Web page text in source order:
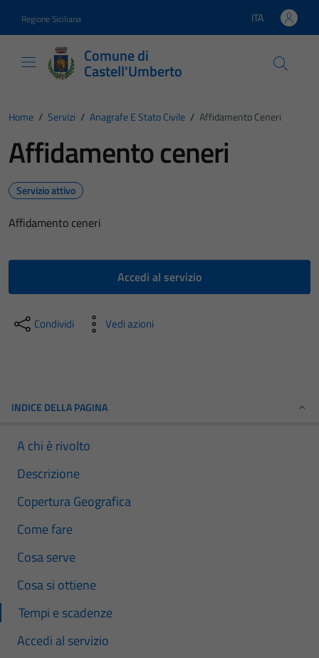
Regione Siciliana Lingua attiva:
ITA
Comune di
Castell'Umberto
Home / Servizi / Anagrafe E Stato Civile / Affidamento Ceneri
Affidamento ceneri
Servizio attivo
Affidamento ceneri
Accedi al servizio
Condividi Vedi azioni
INDICE DELLA PAGINA
A chi è rivolto
Descrizione
Copertura Geografica
Come fare
Cosa serve
Cosa si ottiene
Tempi e scadenze
Accedi al servizio